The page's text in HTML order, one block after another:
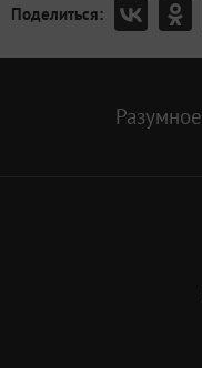
Поделиться:
Разумное